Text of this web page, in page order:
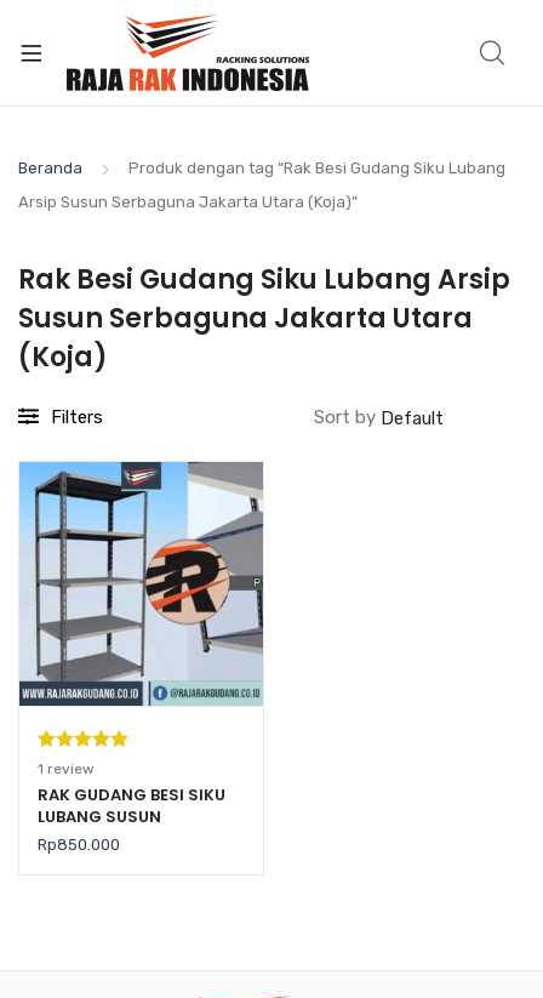
Beranda
Produk dengan tag “Rak Besi Gudang Siku Lubang
Arsip Susun Serbaguna Jakarta Utara (Koja)”
Rak Besi Gudang Siku Lubang Arsip
Susun Serbaguna Jakarta Utara
(Koja)
Filters Sort by
Peringkat
5.00dari 5
berdasarka
n
1
penilaian
1 review
RAK GUDANG BESI SIKU
LUBANG SUSUN
SERBAGUNA TIPE AZ-50
Rp850.000